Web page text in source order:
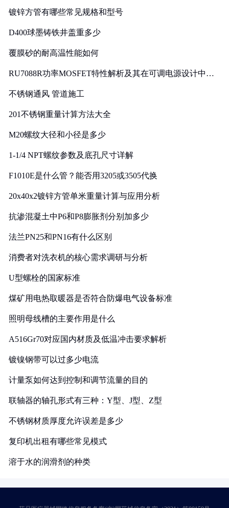
镀锌方管有哪些常见规格和型号
D400球墨铸铁井盖重多少
覆膜砂的耐高温性能如何
RU7088R功率MOSFET特性解析及其在可调电源设计中的
不锈钢通风 管道施工
201不锈钢重量计算方法大全
M20螺纹大径和小径是多少
1-1/4 NPT螺纹参数及底孔尺寸详解
F1010E是什么管？能否用3205或3505代换
20x40x2镀锌方管单米重量计算与应用分析
抗渗混凝土中P6和P8膨胀剂分别加多少
法兰PN25和PN16有什么区别
消费者对洗衣机的核心需求调研与分析
U型螺栓的国家标准
煤矿用电热取暖器是否符合防爆电气设备标准
照明母线槽的主要作用是什么
A516Gr70对应国内材质及低温冲击要求解析
镀镍钢带可以过多少电流
计量泵如何达到控制和调节流量的目的
联轴器的轴孔形式有三种：Y型、J型、Z型
不锈钢材质厚度允许误差是多少
复印机出租有哪些常见模式
溶于水的润滑剂的种类